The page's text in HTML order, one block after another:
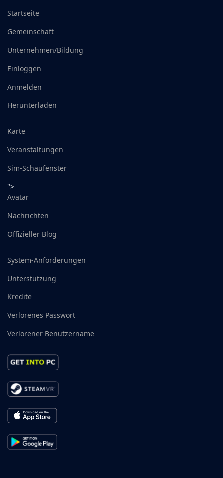
Startseite
Gemeinschaft
Unternehmen/Bildung
Einloggen
Anmelden
Herunterladen
Karte
Veranstaltungen
Sim-Schaufenster
">
Avatar
Nachrichten
Offizieller Blog
System-Anforderungen
Unterstützung
Kredite
Verlorenes Passwort
Verlorener Benutzername